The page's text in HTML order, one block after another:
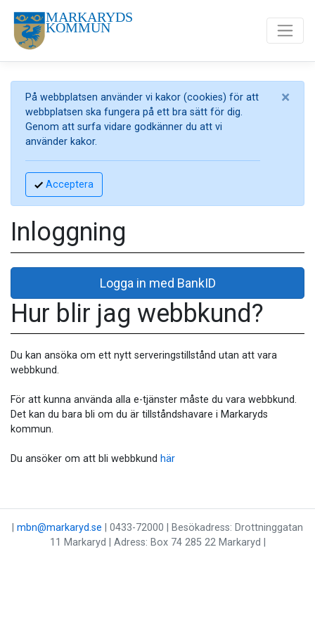
På webbplatsen använder vi kakor (cookies) för att
webbplatsen ska fungera på ett bra sätt för dig.
Genom att surfa vidare godkänner du att vi
använder kakor.
Acceptera
×
Inloggning
Logga in med BankID
Hur blir jag webbkund?
Du kan ansöka om ett nytt serveringstillstånd utan att vara
webbkund.
För att kunna använda alla e-tjänster måste du vara webbkund.
Det kan du bara bli om du är tillståndshavare i Markaryds
kommun.
Du ansöker om att bli webbkund här
mbn@markaryd.se | 0433-72000 | Besökadress: Drottninggatan
11 Markaryd | Adress: Box 74 285 22 Markaryd |